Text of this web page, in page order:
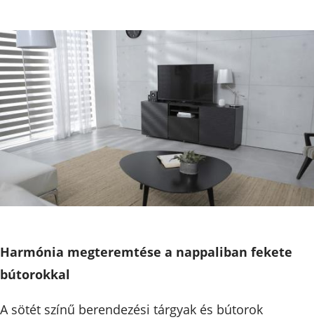
Harmónia megteremtése a nappaliban fekete
bútorokkal
A sötét színű berendezési tárgyak és bútorok